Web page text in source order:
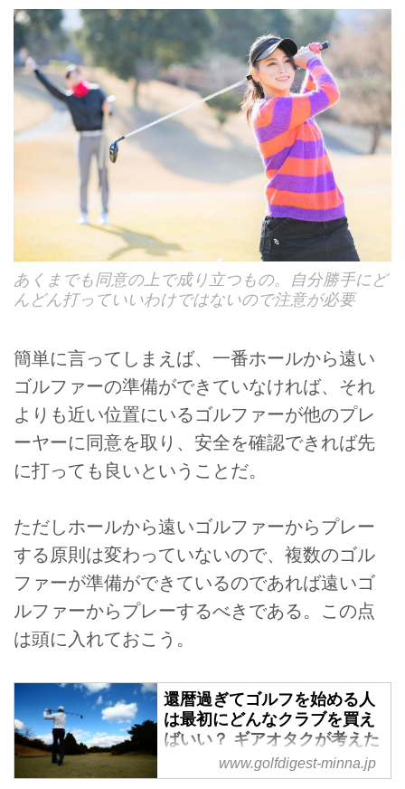
あくまでも同意の上で成り立つもの。自分勝手にど
んどん打っていいわけではないので注意が必要
簡単に言ってしまえば、一番ホールから遠い
ゴルファーの準備ができていなければ、それ
よりも近い位置にいるゴルファーが他のプレ
ーヤーに同意を取り、安全を確認できれば先
に打っても良いということだ。
ただしホールから遠いゴルファーからプレー
する原則は変わっていないので、複数のゴル
ファーが準備ができているのであれば遠いゴ
ルファーからプレーするべきである。この点
は頭に入れておこう。
還暦過ぎてゴルフを始める人
は最初にどんなクラブを買え
ばいい？ ギアオタクが考えた
- みんなのゴルフダイジェス
ト
www.golfdigest-minna.jp